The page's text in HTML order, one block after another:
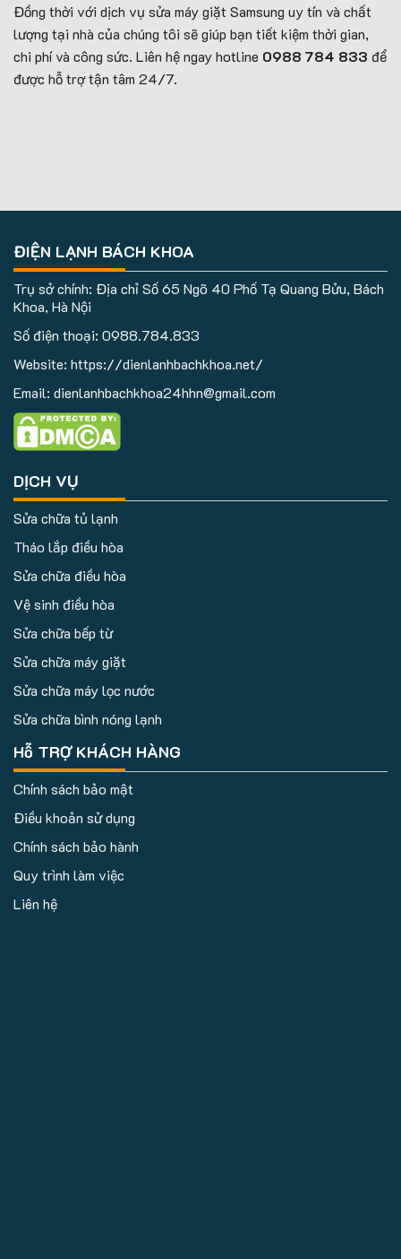
Đồng thời với dịch vụ sửa máy giặt Samsung uy tín và chất
lượng tại nhà của chúng tôi sẽ giúp bạn tiết kiệm thời gian,
chi phí và công sức. Liên hệ ngay hotline 0988 784 833 để
được hỗ trợ tận tâm 24/7.
ĐIỆN LẠNH BÁCH KHOA
Trụ sở chính: Địa chỉ Số 65 Ngõ 40 Phố Tạ Quang Bửu, Bách
Khoa, Hà Nội
Số điện thoại: 0988.784.833
Website: https://dienlanhbachkhoa.net/
Email: dienlanhbachkhoa24hhn@gmail.com
DỊCH VỤ
Sửa chữa tủ lạnh
Tháo lắp điều hòa
Sửa chữa điều hòa
Vệ sinh điều hòa
Sửa chữa bếp từ
Sửa chữa máy giặt
Sửa chữa máy lọc nước
Sửa chữa bình nóng lạnh
Hỗ TRỢ KHÁCH HÀNG
Chính sách bảo mật
Điều khoản sử dụng
Chính sách bảo hành
Quy trình làm việc
Liên hệ